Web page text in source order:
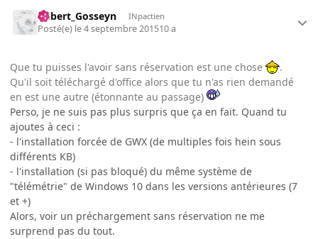
Gilbert_Gosseyn INpactien
Posté(e) le 4 septembre 201510 a
Que tu puisses l'avoir sans réservation est une chose
.
Qu'il soit téléchargé d'office alors que tu n'as rien demandé
en est une autre (étonnante au passage)
Perso, je ne suis pas plus surpris que ça en fait. Quand tu
ajoutes à ceci :
- l'installation forcée de GWX (de multiples fois hein sous
différents KB)
- l'installation (si pas bloqué) du même système de
"télémétrie" de Windows 10 dans les versions antérieures (7
et +)
Alors, voir un préchargement sans réservation ne me
surprend pas du tout.